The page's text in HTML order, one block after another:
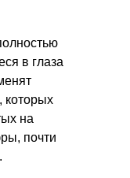
в глаза
которых
на
почти